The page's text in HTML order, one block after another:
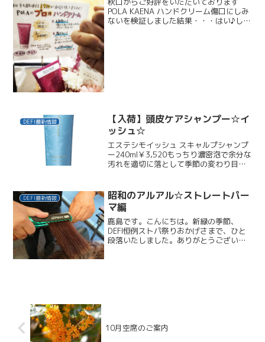
POLA KAENA ハンドクリーム傷口にしみ
ないを検証しました結果・・・はい♪しみ
DEFI最新情報
【入荷】頭皮ケアシャンプー☆イ
ッシュ☆
エステシモイッシュ スキャルプシャンプ
ー240ml￥3,520もっちり濃密泡で余分な
汚れを適切に落として季節の変わり目に
シモHPより販売前に、さっそく鹿島が使
ってみまし...
DEFI最新情報
昭和のアルアル☆ストレートパー
マ編
鹿島です。こんにちは。新緑の季節、
DEFI恒例ストパ祭りおかげさまで、ひと
段落いたしました。ありがとうございま
10月空席のご案内